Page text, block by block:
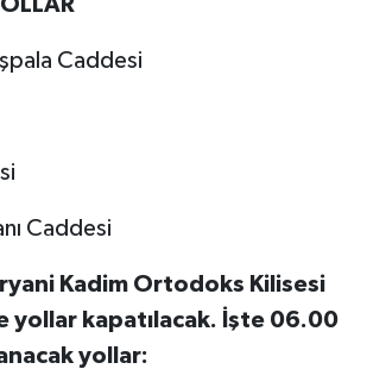
Caddesi
Caddesi
Kadim Ortodoks Kilisesi
yollar kapatılacak. İşte 06.00
yollar: